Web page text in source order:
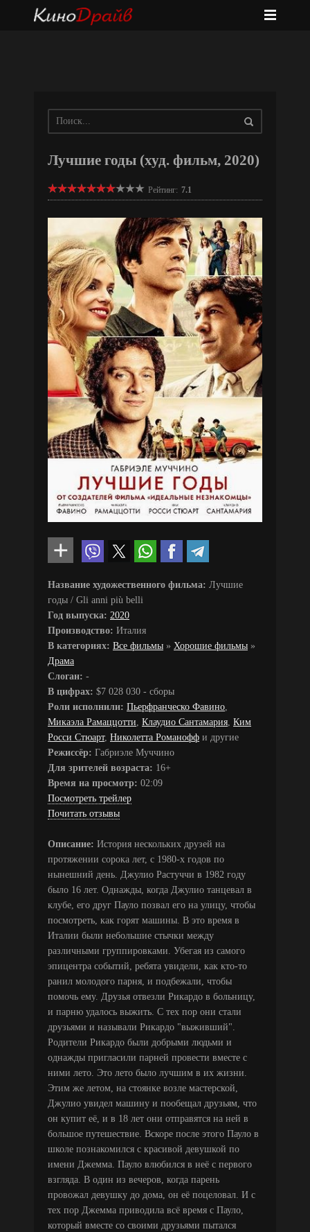
Лучшие годы (худ. фильм, 2020)
Рейтинг: 7.1
Название художественного фильма: Лучшие
годы / Gli anni più belli
Год выпуска: 2020
Производство: Италия
В категориях: Все фильмы » Хорошие фильмы »
Драма
Слоган: -
В цифрах: $7 028 030 - сборы
Роли исполнили: Пьерфранческо Фавино,
Микаэла Рамаццотти, Клаудио Сантамария, Ким
Росси Стюарт, Николетта Романофф и другие
Режиссёр: Габриэле Муччино
Для зрителей возраста: 16+
Время на просмотр: 02:09
Посмотреть трейлер
Почитать отзывы
Описание: История нескольких друзей на
протяжении сорока лет, с 1980-х годов по
нынешний день. Джулио Растуччи в 1982 году
было 16 лет. Однажды, когда Джулио танцевал в
клубе, его друг Пауло позвал его на улицу, чтобы
посмотреть, как горят машины. В это время в
Италии были небольшие стычки между
различными группировками. Убегая из самого
эпицентра событий, ребята увидели, как кто-то
ранил молодого парня, и подбежали, чтобы
помочь ему. Друзья отвезли Рикардо в больницу,
и парню удалось выжить. С тех пор они стали
друзьями и называли Рикардо "выживший".
Родители Рикардо были добрыми людьми и
однажды пригласили парней провести вместе с
ними лето. Это лето было лучшим в их жизни.
Этим же летом, на стоянке возле мастерской,
Джулио увидел машину и пообещал друзьям, что
он купит её, и в 18 лет они отправятся на ней в
большое путешествие. Вскоре после этого Пауло в
школе познакомился с красивой девушкой по
имени Джемма. Пауло влюбился в неё с первого
взгляда. В один из вечеров, когда парень
провожал девушку до дома, он её поцеловал. И с
тех пор Джемма приводила всё время с Пауло,
который вместе со своими друзьями пытался